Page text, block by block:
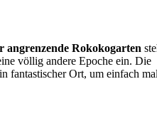
angrenzende Rokokogarten
völlig andere Epoche ein. Die
fantastischer Ort, um einfach